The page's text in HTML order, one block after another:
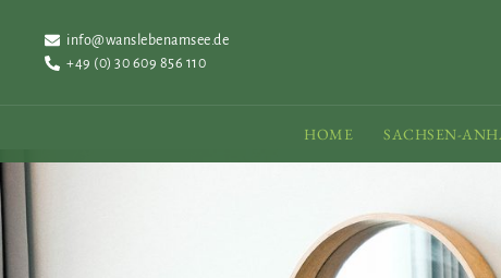
info@wanslebenamsee.de
+49 (0) 30 609 856 110
HOME SACHSEN-